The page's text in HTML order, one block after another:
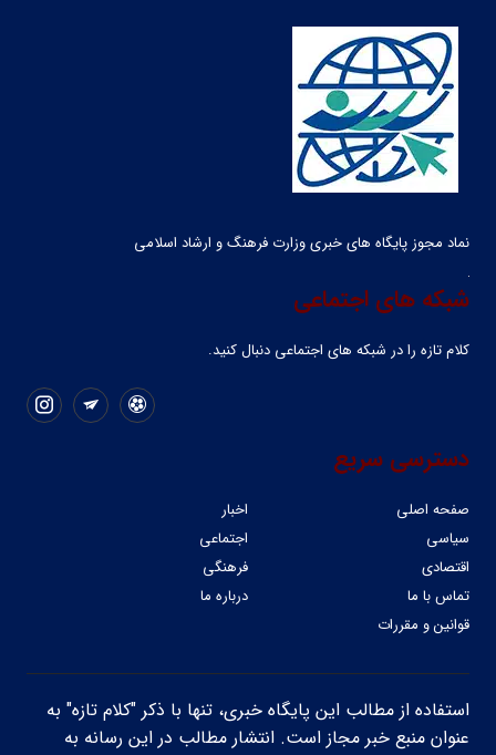
نماد مجوز پایگاه های خبری وزارت فرهنگ و ارشاد اسلامی
شبکه های اجتماعی
کلام تازه را در شبکه ‌های اجتماعی دنبال کنید.
دسترسی سریع
صفحه اصلی
اخبار
سیاسی
اجتماعی
اقتصادی
فرهنگی
تماس با ما
درباره ما
قوانین و مقررات
استفاده از مطالب این پایگاه خبری، تنها با ذکر "کلام تازه" به
عنوان منبع خبر مجاز است. انتشار مطالب در این رسانه به